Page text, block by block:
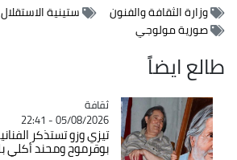
وزارة الثقافة والفنون ستينية الاستقلال
صورية مولوجي
طالع ايضاً
Catégorie
ثقافة
05/08/2026 - 22:41
تيزي وزو تستذكر
بوقرموح ومحند أكلي